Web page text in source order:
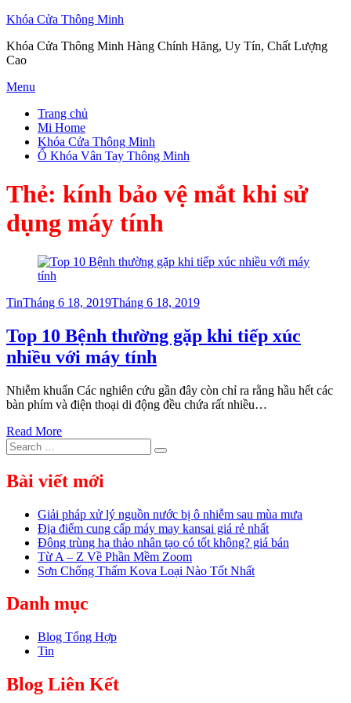
Khóa Cửa Thông Minh
Khóa Cửa Thông Minh Hàng Chính Hãng, Uy Tín, Chất Lượng
Cao
Skip
content
Menu
Trang chủ
Mi Home
Khóa Cửa Thông Minh
Ổ Khóa Vân Tay Thông Minh
Thẻ: kính bảo vệ mắt khi sử
dụng máy tính
TinPosted
Tháng 6 18, 2019Tháng 6 18, 2019
Top 10 Bệnh thường gặp khi tiếp xúc
nhiều với máy tính
Nhiễm khuẩn Các nghiên cứu gần đây còn chỉ ra rằng hầu hết các
bàn phím và điện thoại di động đều chứa rất nhiều…
Read More
Search
for:
Search
Bài viết mới
Giải pháp xử lý nguồn nước bị ô nhiễm sau mùa mưa
Địa điểm cung cấp máy may kansai giá rẻ nhất
Đông trùng hạ thảo nhân tạo có tốt không? giá bán
Từ A – Z Về Phần Mềm Zoom
Sơn Chống Thấm Kova Loại Nào Tốt Nhất
Danh mục
Blog Tổng Hợp
Tin
Blog Liên Kết